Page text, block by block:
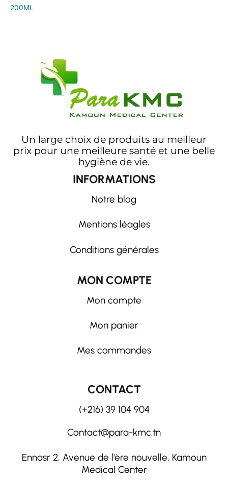
200ML
Un large choix de produits au meilleur
prix pour une meilleure santé et une belle
hygiène de vie.
INFORMATIONS
Notre blog
Mentions léagles
Conditions générales
MON COMPTE
Mon compte
Mon panier
Mes commandes
CONTACT
(+216) 39 104 904
Contact@para-kmc.tn
Ennasr 2, Avenue de l'ère nouvelle, Kamoun
Medical Center